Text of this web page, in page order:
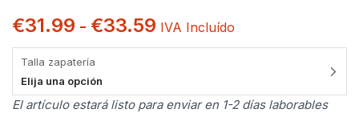
€31.99 - €33.59 IVA Incluído
Talla zapatería
Elija una opción
El artículo estará listo para enviar en 1-2 días laborables